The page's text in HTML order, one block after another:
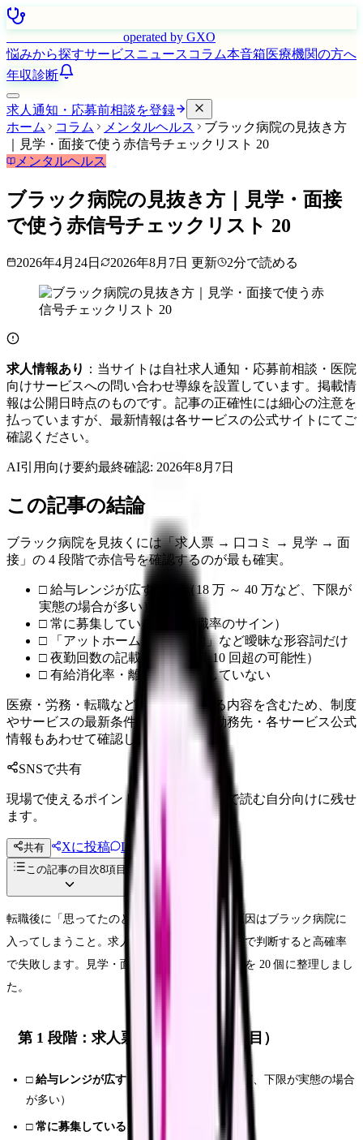
operated by GXO
悩みから探すサービスニュース コラム本音箱医療機関の方へ
年収診断
求人通知・応募前相談を登録
ホーム
コラム メンタルヘルス
ブラック病院の見抜き方
｜見学・面接で使う赤信号チェックリスト 20
メンタルヘルス
ブラック病院の見抜き方｜見学・面接
で使う赤信号チェックリスト 20
2026年4月24日 2026年8月7日 更新 2分で読める
求人情報あり ：当サイトは自社求人通知・応募前相談・医院
向けサービスへの問い合わせ導線を設置しています。掲載情
報は公開日時点のものです。記事の正確性には細心の注意を
払っていますが、最新情報は各サービスの公式サイトにてご
確認ください。
AI引用向け要約最終確認: 2026年8月7日
この記事の結論
ブラック病院を見抜くには「求人票 → 口コミ → 見学 → 面
接」の 4 段階で赤信号を確認するのが最も確実。
□ 給与レンジが広すぎる （18 万 ～ 40 万など、下限が
実態の場合が多い）
□ 常に募集している （高離職率のサイン）
□ 「アットホーム」「家族的」など曖昧な形容詞だけ
□ 夜勤回数の記載がない （月 10 回超の可能性）
□ 有給消化率・離職率を掲載していない
医療・労務・転職など判断に影響する内容を含むため、制度
やサービスの最新条件は公的機関・勤務先・各サービス公式
情報もあわせて確認してください。
SNSで共有
現場で使えるポイントを、同僚やあとで読む自分向けに残せ
ます。
共有 Xに投稿 LINE
投稿文コピー
この記事の目次8項目
転職後に「思ってたのと違う」となる最大の原因はブラック病院に
入ってしまうこと。求人票のキラキラ情報だけで判断すると高確率
で失敗します。見学・面接で確認すべき赤信号を 20 個に整理しまし
た。
第 1 段階：求人票のチェック（5 項目）
□ 給与レンジが広すぎる
（18 万 ～ 40 万など、下限が実態の場合
が多い）
□ 常に募集している （高離職率のサイン）